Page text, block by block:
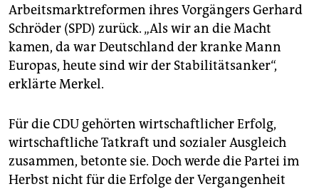
Arbeitsmarktreformen ihres Vorgängers Gerhard
Schröder (SPD) zurück. „Als wir an die Macht
kamen, da war Deutschland der kranke Mann
Europas, heute sind wir der Stabilitätsanker“,
erklärte Merkel.
Für die CDU gehörten wirtschaftlicher Erfolg,
wirtschaftliche Tatkraft und sozialer Ausgleich
zusammen, betonte sie. Doch werde die Partei im
Herbst nicht für die Erfolge der Vergangenheit